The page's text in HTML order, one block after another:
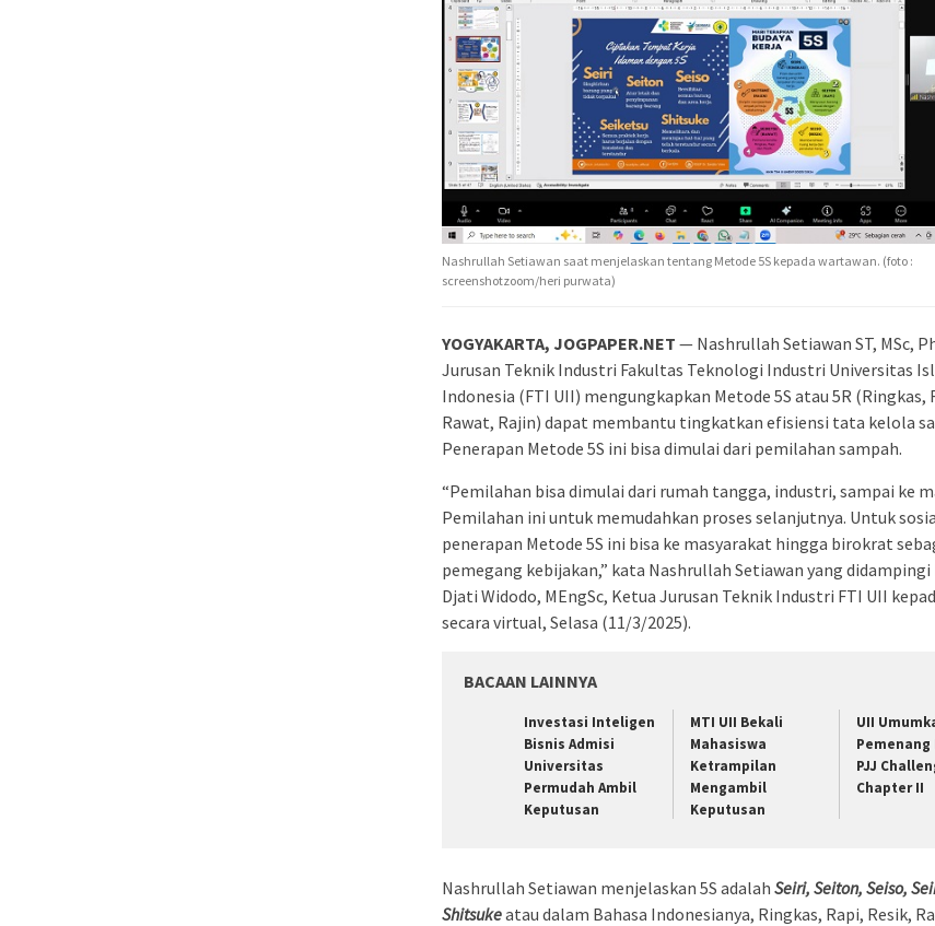
Nashrullah Setiawan saat menjelaskan tentang Metode 5S kepada wartawan. (foto :
screenshotzoom/heri purwata)
YOGYAKARTA, JOGPAPER.NET — Nashrullah Setiawan ST, MSc,
Jurusan Teknik Industri Fakultas Teknologi Industri Universitas
Indonesia (FTI UII) mengungkapkan Metode 5S atau 5R (Ringkas,
Rawat, Rajin) dapat membantu tingkatkan efisiensi tata kelola
Penerapan Metode 5S ini bisa dimulai dari pemilahan sampah.
“Pemilahan bisa dimulai dari rumah tangga, industri, sampai ke
Pemilahan ini untuk memudahkan proses selanjutnya. Untuk
penerapan Metode 5S ini bisa ke masyarakat hingga birokrat
pemegang kebijakan,” kata Nashrullah Setiawan yang didampingi
Djati Widodo, MEngSc, Ketua Jurusan Teknik Industri FTI UII
secara virtual, Selasa (11/3/2025).
BACAAN LAINNYA
Investasi Inteligen
Bisnis Admisi
Universitas
Permudah Ambil
Keputusan
MTI UII Bekali
Mahasiswa
Ketrampilan
Mengambil
Keputusan
UII
Pemenang
PJJ
Chapter II
Nashrullah Setiawan menjelaskan 5S adalah Seiri, Seiton, Seiso,
Shitsukeatau dalam Bahasa Indonesianya, Ringkas, Rapi, Resik,